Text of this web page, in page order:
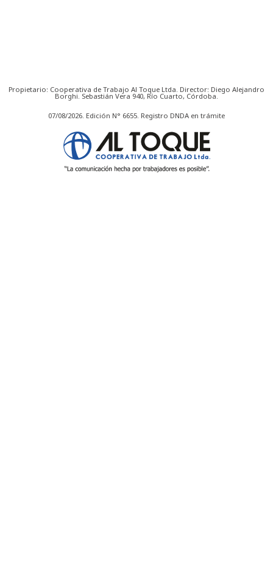
Propietario: Cooperativa de Trabajo Al Toque Ltda. Director: Diego Alejandro
Borghi. Sebastián Vera 940, Río Cuarto, Córdoba.
07/08/2026. Edición N° 6655. Registro DNDA en trámite